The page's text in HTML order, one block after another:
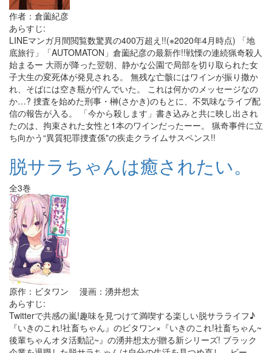
作者：倉薗紀彦
あらすじ:
LINEマンガ月間閲覧数驚異の400万超え!!(※2020年4月時点) 「地
底旅行」「AUTOMATON」倉薗紀彦の最新作!!戦慄の連続猟奇殺人
始まるー 大雨が降った翌朝、静かな公園で局部を切り取られた女
子大生の変死体が発見される。 無残な亡骸にはワインが振り撒か
れ、そばには空き瓶が佇んでいた。 これは何かのメッセージなの
か…? 捜査を始めた刑事・榊(さかき)のもとに、不気味なライブ配
信の報告が入る。 「今から殺します」書き込みと共に映し出され
たのは、拘束された女性と1本のワインだったーー。 猟奇事件に立
ち向かう“異質犯罪捜査係"の疾走クライムサスペンス!!
脱サラちゃんは癒されたい。
全3巻
原作：ビタワン 漫画：湧井想太
あらすじ:
Twitterで共感の嵐!趣味を見つけて満喫する楽しい脱サラライフ♪
『いきのこれ!社畜ちゃん』のビタワン×『いきのこれ!社畜ちゃん~
後輩ちゃんオタ活動記~』の湧井想太が贈る新シリーズ! ブラック